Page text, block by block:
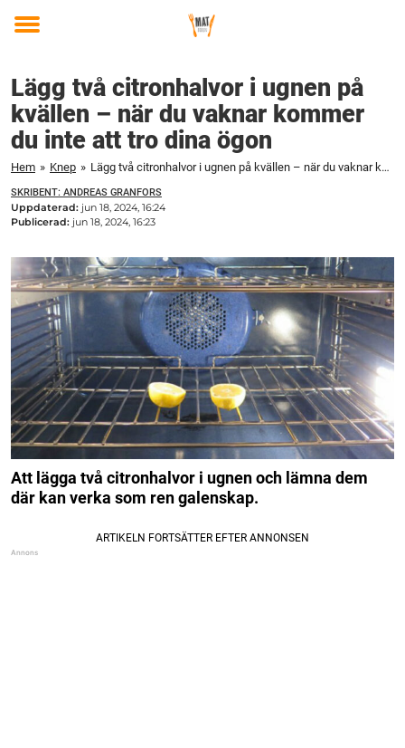
Toggle
Lägg två citronhalvor i ugnen på
kvällen – när du vaknar kommer
du inte att tro dina ögon
Hem » Knep » Lägg två citronhalvor i ugnen på kvällen – när du vaknar kommer du inte att tro dina ögon
SKRIBENT: ANDREAS GRANFORS
Uppdaterad: jun 18, 2024, 16:24
Publicerad: jun 18, 2024, 16:23
Att lägga två citronhalvor i ugnen och lämna dem
där kan verka som ren galenskap.